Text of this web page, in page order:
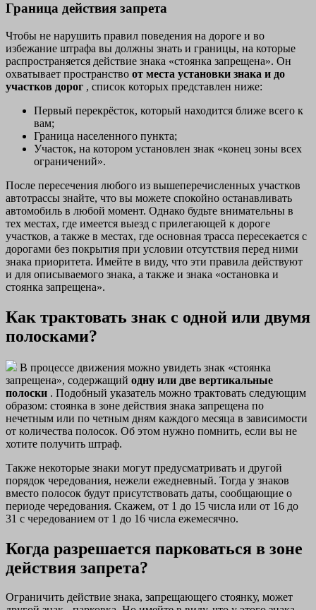
Граница действия запрета
Чтобы не нарушить правил поведения на дороге и во
избежание штрафа вы должны знать и границы, на которые
распространяется действие знака «стоянка запрещена». Он
охватывает пространство от места установки знака и до
участков дорог , список которых представлен ниже:
Первый перекрёсток, который находится ближе всего к
вам;
Граница населенного пункта;
Участок, на котором установлен знак «конец зоны всех
ограничений».
После пересечения любого из вышеперечисленных участков
автотрассы знайте, что вы можете спокойно останавливать
автомобиль в любой момент. Однако будьте внимательны в
тех местах, где имеется выезд с прилегающей к дороге
участков, а также в местах, где основная трасса пересекается с
дорогами без покрытия при условии отсутствия перед ними
знака приоритета. Имейте в виду, что эти правила действуют
и для описываемого знака, а также и знака «остановка и
стоянка запрещена».
Как трактовать знак с одной или двумя
полосками?
В процессе движения можно увидеть знак «стоянка
запрещена», содержащий одну или две вертикальные
полоски . Подобный указатель можно трактовать следующим
образом: стоянка в зоне действия знака запрещена по
нечетным или по четным дням каждого месяца в зависимости
от количества полосок. Об этом нужно помнить, если вы не
хотите получить штраф.
Также некоторые знаки могут предусматривать и другой
порядок чередования, нежели ежедневный. Тогда у знаков
вместо полосок будут присутствовать даты, сообщающие о
периоде чередования. Скажем, от 1 до 15 числа или от 16 до
31 с чередованием от 1 до 16 числа ежемесячно.
Когда разрешается парковаться в зоне
действия запрета?
Ограничить действие знака, запрещающего стоянку, может